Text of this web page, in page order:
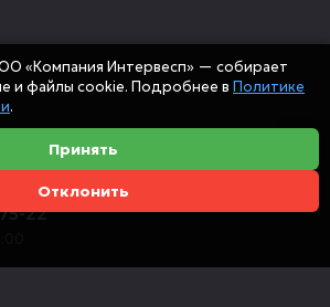
22
«Компания Интервесп» — собирает
и файлы cookie. Подробнее в Политике
.
Принять
Отклонить